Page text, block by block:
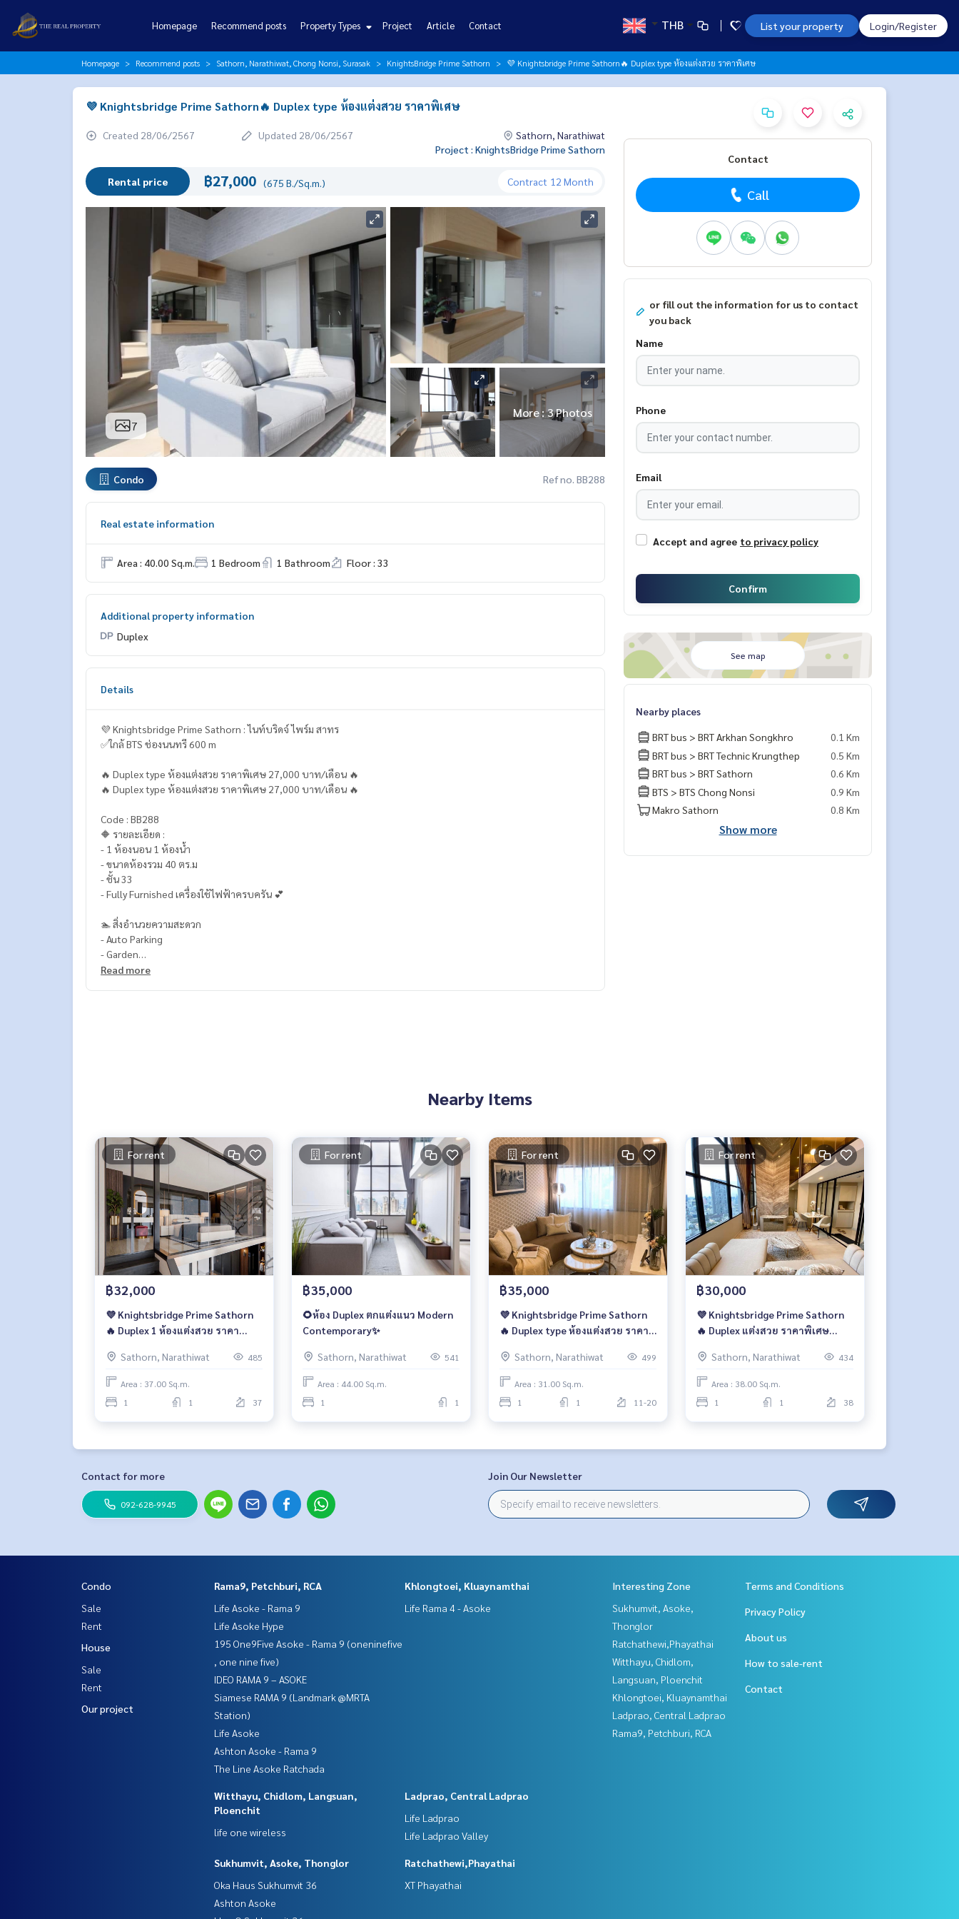
Homepage Recommend posts Property Types Project Article Contact THB List your property Login/Register
Homepage Recommend posts Sathorn, Narathiwat, Chong Nonsi, Surasak KnightsBridge Prime Sathorn 💜 Knightsbridge Prime Sathorn🔥 Duplex type ห้องแต่งสวย ราคาพิเศษ
💜 Knightsbridge Prime Sathorn🔥 Duplex type ห้องแต่งสวย ราคาพิเศษ
Created 28/06/2567 Updated 28/06/2567
Sathorn, Narathiwat
Project : KnightsBridge Prime Sathorn
Rental price ฿27,000 (675 B./Sq.m.) Contract 12 Month
7
More : 3 Photos
Condo Ref no. BB288
Real estate information
Area : 40.00 Sq.m. 1 Bedroom 1 Bathroom Floor : 33
Additional property information
Duplex
Details
💜 Knightsbridge Prime Sathorn : ไนท์บริดจ์ ไพร์ม สาทร
✅ใกล้ BTS ช่องนนทรี 600 m
🔥 Duplex type ห้องแต่งสวย ราคาพิเศษ 27,000 บาท/เดือน 🔥
🔥 Duplex type ห้องแต่งสวย ราคาพิเศษ 27,000 บาท/เดือน 🔥
Code : BB288
🔶 รายละเอียด :
- 1 ห้องนอน 1 ห้องน้ำ
- ขนาดห้องรวม 40 ตร.ม
- ชั้น 33
- Fully Furnished เครื่องใช้ไฟฟ้าครบครัน 💕
🏊 สิ่งอำนวยความสะดวก
- Auto Parking
- Garden
- Therapy Pool & Lap
- Digital Door Lock
- CCTV และ รปภ. 24 ชม
📌;สถานที่ใกล้เคียง :
- Market Place นางลิ้นจี่ : 2.1 กม.
- Makro สาทร : 1.6 กม.
- The up พระราม 3 : 2.4 กม.
- ตลาดนางลิ้นจี่ : 2.1 กม.
- Tesco Lotus พระราม 3 : 2.6 กม.
- Vanilla Moon : 3.0 กม.
- Central Plaza พระราม 3 : 3.8 กม.
- Tesco Lotus พระราม 3 : 2.6 กม.
- ม.เทคโนโลยีราชมงคลกรุงเทพ : 1.0 กม.
- รร.กรุงเทพคริสเตียน : 2.8 กม.
- รพ.เซนต์หลุยส์ : 2.4 กม.
- รพ.เลิดสิน : 3.6 กม.
- โรงแรม Ascott สาทร : 900 ม.
- Think Tank : 2.4 กม.
- เอ็มไพร์ ทาวเวอร์ : 650 ม.
- อาคารสาทรธานี : 750 ม.
Line : @therealproperty
WhatsApp :
+66 82 269 6289
Baimint
Mo for EN/TH
#คอนโด #คอนโดให้เช่า #คอนโดติดBTS #คอนโดใกล้ห้างสรรพสินค้า #คอนโดใกล้รพ. #คอนโดหรู #คอนโดติดMRT #Th
eKnightsbridgePrimeSathorn #เดอะไนท์บริดจ์ไพร์มสาทร #duplex #duospace
Read more
Contact
Call
or fill out the information for us to contact
you back
Name
Phone
Email
Accept and agree to privacy policy
Confirm
See map
Nearby places
BRT bus > BRT Arkhan Songkhro
0.1 Km
BRT bus > BRT Technic Krungthep
0.5 Km
BRT bus > BRT Sathorn
0.6 Km
BTS > BTS Chong Nonsi
0.9 Km
Makro Sathorn
0.8 Km
Show more
Nearby Items
For rent
฿32,000
💜 Knightsbridge Prime Sathorn
🔥 Duplex 1 ห้องแต่งสวย ราคา
Sathorn, Narathiwat
485
Area : 37.00 Sq.m.
1
1 37
For rent
฿35,000
🌻ห้อง Duplex ตกแต่งแนว Modern
Contemporary✨
Sathorn, Narathiwat 541
Area : 44.00 Sq.m.
1
1
For rent
฿35,000
💜 Knightsbridge Prime Sathorn
🔥 Duplex type ห้องแต่งสวย ราคา
Sathorn, Narathiwat
499
Area : 31.00 Sq.m.
1
1 11-20
For rent
฿30,000
💜 Knightsbridge Prime Sathorn
🔥 Duplex แต่งสวย ราคาพิเศษ
Sathorn, Narathiwat
434
Area : 38.00 Sq.m.
1
1 38
Contact for more
092-628-9945
Join Our Newsletter
Condo
Sale
Rent
House
Sale
Rent
Our project
Rama9, Petchburi, RCA
Life Asoke - Rama 9
Life Asoke Hype
195 One9Five Asoke - Rama 9 (oneninefive
, one nine five)
IDEO RAMA 9 – ASOKE
Siamese RAMA 9 (Landmark @MRTA
Station)
Life Asoke
Ashton Asoke - Rama 9
The Line Asoke Ratchada
Khlongtoei, Kluaynamthai
Life Rama 4 - Asoke
Witthayu, Chidlom, Langsuan,
Ploenchit
life one wireless
Ladprao, Central Ladprao
Life Ladprao
Life Ladprao Valley
Sukhumvit, Asoke, Thonglor
Oka Haus Sukhumvit 36
Ashton Asoke
Ratchathewi,Phayathai
XT Phayathai
Interesting Zone
Sukhumvit, Asoke,
Thonglor
Ratchathewi,Phayathai
Witthayu, Chidlom,
Langsuan, Ploenchit
Khlongtoei, Kluaynamthai
Ladprao, Central Ladprao
Rama9, Petchburi, RCA
Terms and Conditions
Privacy Policy
About us
How to sale-rent
Contact